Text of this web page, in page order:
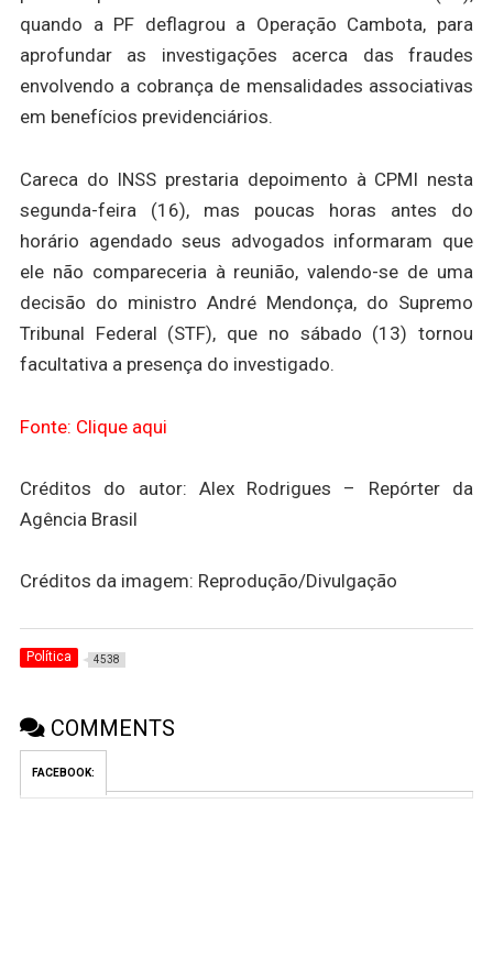
quando a PF deflagrou a Operação Cambota, para
aprofundar as investigações acerca das fraudes
envolvendo a cobrança de mensalidades associativas
em benefícios previdenciários.
Careca do INSS prestaria depoimento à CPMI nesta
segunda-feira (16), mas poucas horas antes do
horário agendado seus advogados informaram que
ele não compareceria à reunião, valendo-se de uma
decisão do ministro André Mendonça, do Supremo
Tribunal Federal (STF), que no sábado (13) tornou
facultativa a presença do investigado.
Fonte: Clique aqui
Créditos do autor: Alex Rodrigues – Repórter da
Agência Brasil
Créditos da imagem: Reprodução/Divulgação
Política 4538
COMMENTS
FACEBOOK: